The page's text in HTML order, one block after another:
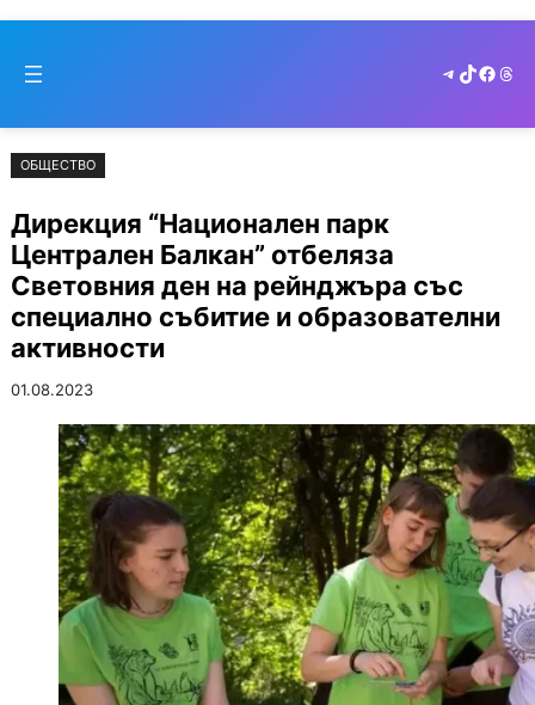
съдържанието
to
Telegram
TikTok
ОБЩЕСТВО
Дирекция “Национален парк
Централен Балкан” отбеляза
Световния ден на рейнджъра със
специално събитие и образователни
активности
01.08.2023